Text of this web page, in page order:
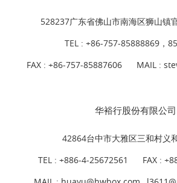
528237广东省佛山市南海区狮山镇
TEL : +86-757-85888869，
FAX : +86-757-85887606
MAIL :
华裕行股份有限公司
42864台中市大雅区三和村义
TEL : +886-4-25672561
FAX :